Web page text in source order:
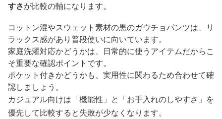
すさが比較の軸になります。
コットン混やスウェット素材の黒のガウチョパンツは、リ
ラックス感があり普段使いに向いています。
家庭洗濯対応かどうかは、日常的に使うアイテムだからこ
そ重要な確認ポイントです。
ポケット付きかどうかも、実用性に関わるため合わせて確
認しましょう。
カジュアル向けは「機能性」と「お手入れのしやすさ」を
優先して比較すると失敗が少なくなります。